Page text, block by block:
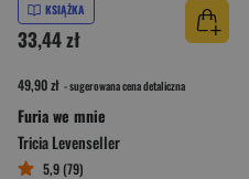
KSIĄŻKA
33,44 zł
49,90 zł - sugerowana cena detaliczna
Furia we mnie
Tricia Levenseller
5,9 (79)